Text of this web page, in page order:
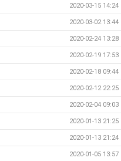
2020-03-15 14:24
2020-03-02 13:44
2020-02-24 13:28
2020-02-19 17:53
2020-02-18 09:44
2020-02-12 22:25
2020-02-04 09:03
2020-01-13 21:25
2020-01-13 21:24
2020-01-05 13:57